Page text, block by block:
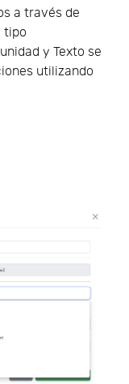
a través de
tipo
y Texto se
utilizando